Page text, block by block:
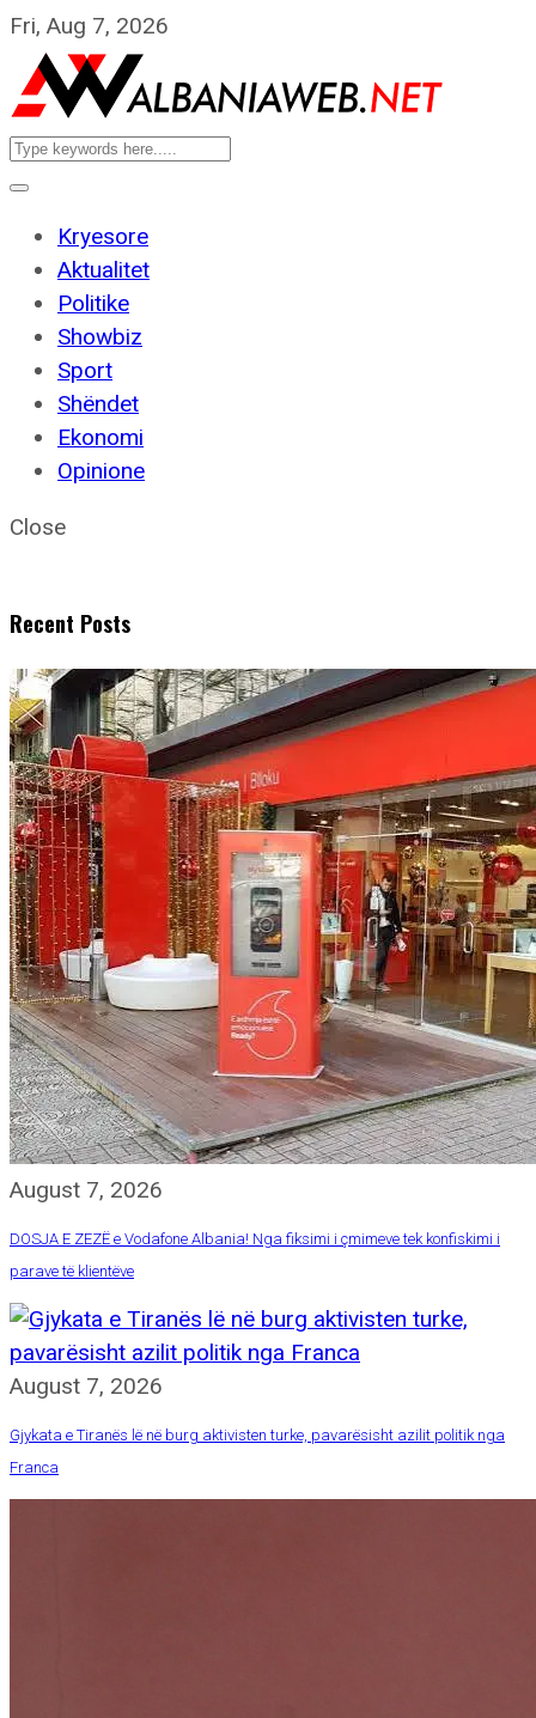
Fri, Aug 7, 2026
Kryesore
Aktualitet
Politike
Showbiz
Sport
Shëndet
Ekonomi
Opinione
Close
Recent Posts
August 7, 2026
DOSJA E ZEZË e Vodafone Albania! Nga fiksimi i çmimeve tek konfiskimi i
parave të klientëve
August 7, 2026
Gjykata e Tiranës lë në burg aktivisten turke, pavarësisht azilit politik nga
Franca